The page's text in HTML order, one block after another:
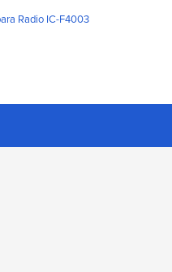
Radio IC-F4003